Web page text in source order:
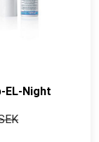
EL-Night